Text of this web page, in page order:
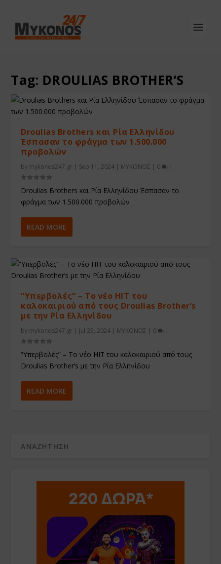
Tag: DROULIAS BROTHER’S
Droulias Brothers και Ρία Ελληνίδου
Έσπασαν το φράγμα των 1.500.000
προβολών
by mykonos247.gr | Sep 11, 2024 | ΜΥΚΟΝΟΣ | 0 |
Droulias Brothers και Ρία Ελληνίδου Έσπασαν το
φράγμα των 1.500.000 προβολών
READ MORE
“Υπερβολές” – Το νέο HIT του
καλοκαιριού από τους Droulias Brother’s
με την Ρία Ελληνίδου
by mykonos247.gr | Jul 25, 2024 | ΜΥΚΟΝΟΣ | 0 |
“Υπερβολές” – Το νέο HIT του καλοκαιριού από τους
Droulias Brother’s με την Ρία Ελληνίδου
READ MORE